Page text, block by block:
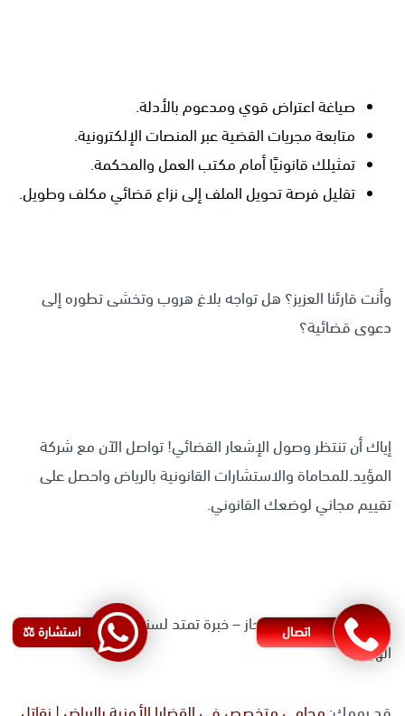
صياغة اعتراض قوي ومدعوم بالأدلة.
متابعة مجريات القضية عبر المنصات الإلكترونية.
تمثيلك قانونيًا أمام مكتب العمل والمحكمة.
تقليل فرصة تحويل الملف إلى نزاع قضائي مكلف وطويل.
وأنت قارئنا العزيز؟ هل تواجه بلاغ هروب وتخشى تطوره إلى
دعوى قضائية؟
إياك أن تنتظر وصول الإشعار القضائي! تواصل الآن مع شركة
المؤيد.للمحاماة والاستشارات القانونية بالرياض واحصل على
تقييم مجاني لوضعك القانوني.
سرية تامة – سرعة الإنجاز – خبرة تمتد لسنوات في قضايا
الهروب
اتصال استشارة ⚖️